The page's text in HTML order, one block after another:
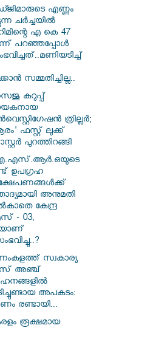
എണ്ണം
ചർച്ചയിൽ
എ കെ 47
പറഞ്ഞപ്പോൾ
സമ്മതിച്ചില്ല..
കുറുപ്പ്
ത്രില്ലർ;
ഫസ്റ്റ് ലുക്ക്
പുറത്തിറങ്ങി
ഉപഗ്രഹ
അനുമതി
കേന്ദ്ര
- 03,
സ്വകാര്യ
അഞ്ച്
അപകടം:
രണ്ടായി...
രൂക്ഷമായ